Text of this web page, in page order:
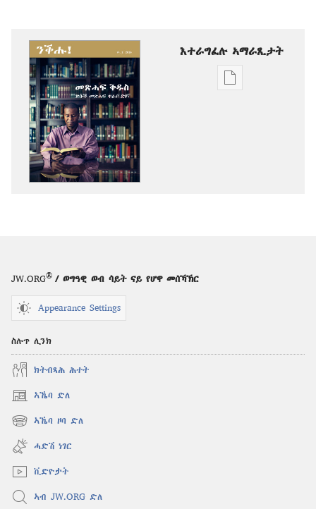
እተራግፈሉ ኣማራጺታት
ዲጂታዊ
JW.ORG® / ወግዓዊ ወብ ሳይት ናይ የሆዋ መሰኻኽር
Appearance Settings
ስሉጥ ሊንክ
ክትብጻሕ ሕተት
ኣኼባ ድለ
(opens
new
window)
ኣኼባ ዞባ ድለ
(opens
new
window)
ሓድሽ ነገር
ቪድዮታት
ኣብ JW.ORG ድለ